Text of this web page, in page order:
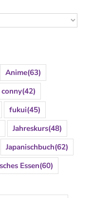
Anime(63)
conny(42)
fukui(45)
Jahreskurs(48)
Japanischbuch(62)
Essen(60)